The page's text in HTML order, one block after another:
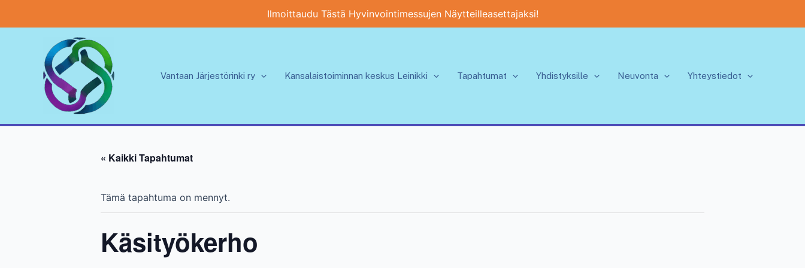
Ilmoittaudu Tästä Hyvinvointimessujen Näytteilleasettajaksi!
Vantaan Järjestörinki ry Kansalaistoiminnan keskus Leinikki Tapahtumat Yhdistyksille Neuvonta Yhteystiedot
« Kaikki Tapahtumat
Tämä tapahtuma on mennyt.
Käsityökerho